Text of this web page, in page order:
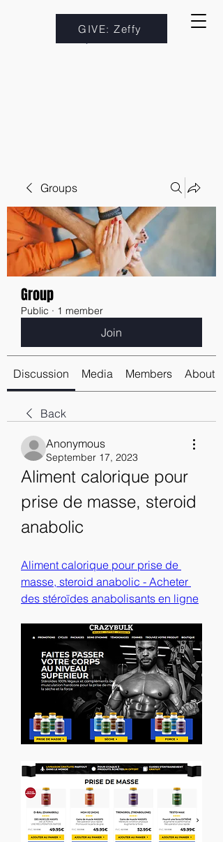
GIVE: Zeffy
Groups
Group
Public · 1 member
Join
Discussion Media Members About
Back
Anonymous
September 17, 2023
Aliment calorique pour
prise de masse, steroid
anabolic
Aliment calorique pour prise de
masse, steroid anabolic - Acheter
des stéroïdes anabolisants en ligne